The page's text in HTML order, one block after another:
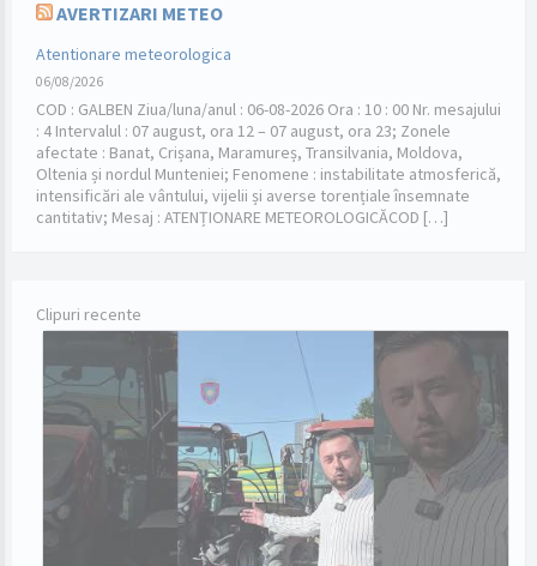
AVERTIZARI METEO
Atentionare meteorologica
06/08/2026
COD : GALBEN Ziua/luna/anul : 06-08-2026 Ora : 10 : 00 Nr. mesajului
: 4 Intervalul : 07 august, ora 12 – 07 august, ora 23; Zonele
afectate : Banat, Crișana, Maramureș, Transilvania, Moldova,
Oltenia și nordul Munteniei; Fenomene : instabilitate atmosferică,
intensificări ale vântului, vijelii și averse torențiale însemnate
cantitativ; Mesaj : ATENȚIONARE METEOROLOGICĂCOD […]
Clipuri recente